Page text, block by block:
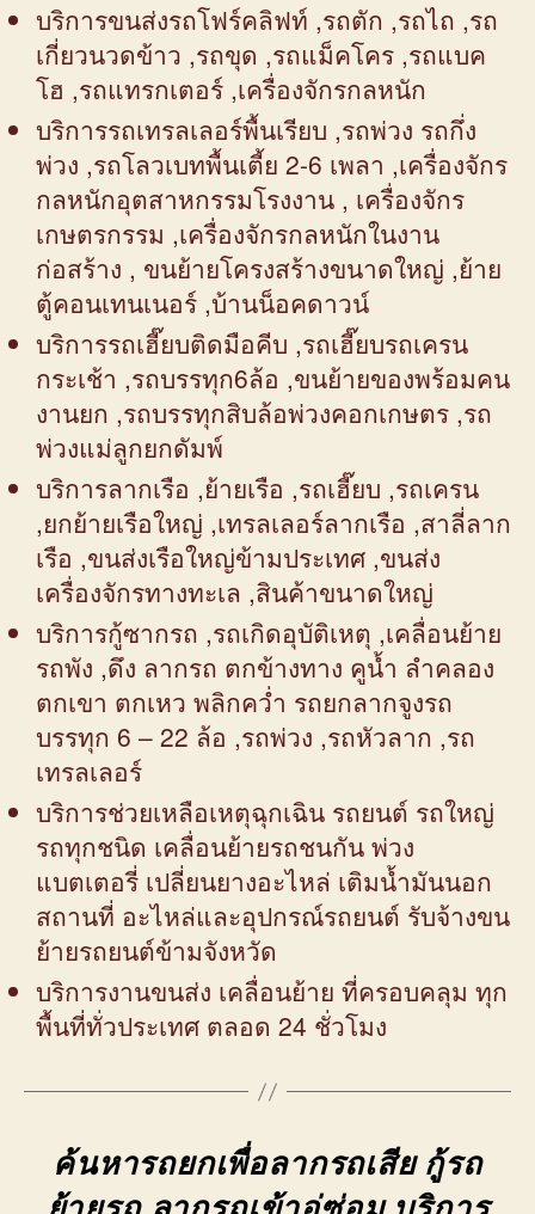
บริการขนส่งรถโฟร์คลิฟท์ ,รถตัก ,รถไถ ,รถ
เกี่ยวนวดข้าว ,รถขุด ,รถแม็คโคร ,รถแบค
โฮ ,รถแทรกเตอร์ ,เครื่องจักรกลหนัก
บริการรถเทรลเลอร์พื้นเรียบ ,รถพ่วง รถกึ่ง
พ่วง ,รถโลวเบทพื้นเตี้ย 2-6 เพลา ,เครื่องจักร
กลหนักอุตสาหกรรมโรงงาน , เครื่องจักร
เกษตรกรรม ,เครื่องจักรกลหนักในงาน
ก่อสร้าง , ขนย้ายโครงสร้างขนาดใหญ่ ,ย้าย
ตู้คอนเทนเนอร์ ,บ้านน็อคดาวน์
บริการรถเฮี๊ยบติดมือคีบ ,รถเฮี๊ยบรถเครน
กระเช้า ,รถบรรทุก6ล้อ ,ขนย้ายของพร้อมคน
งานยก ,รถบรรทุกสิบล้อพ่วงคอกเกษตร ,รถ
พ่วงแม่ลูกยกดัมพ์
บริการลากเรือ ,ย้ายเรือ ,รถเฮี๊ยบ ,รถเครน
,ยกย้ายเรือใหญ่ ,เทรลเลอร์ลากเรือ ,สาลี่ลาก
เรือ ,ขนส่งเรือใหญ่ข้ามประเทศ ,ขนส่ง
เครื่องจักรทางทะเล ,สินค้าขนาดใหญ่
บริการกู้ซากรถ ,รถเกิดอุบัติเหตุ ,เคลื่อนย้าย
รถพัง ,ดึง ลากรถ ตกข้างทาง คูน้ำ ลำคลอง
ตกเขา ตกเหว พลิกคว่ำ รถยกลากจูงรถ
บรรทุก 6 – 22 ล้อ ,รถพ่วง ,รถหัวลาก ,รถ
เทรลเลอร์
บริการช่วยเหลือเหตุฉุกเฉิน รถยนต์ รถใหญ่
รถทุกชนิด เคลื่อนย้ายรถชนกัน พ่วง
แบตเตอรี่ เปลี่ยนยางอะไหล่ เติมน้ำมันนอก
สถานที่ อะไหล่และอุปกรณ์รถยนต์ รับจ้างขน
ย้ายรถยนต์ข้ามจังหวัด
บริการงานขนส่ง เคลื่อนย้าย ที่ครอบคลุม ทุก
พื้นที่ทั่วประเทศ ตลอด 24 ชั่วโมง
ค้นหารถยกเพื่อลากรถเสีย กู้รถ